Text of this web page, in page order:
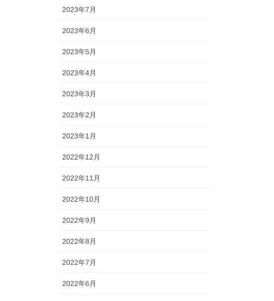
2023年7月
2023年6月
2023年5月
2023年4月
2023年3月
2023年2月
2023年1月
2022年12月
2022年11月
2022年10月
2022年9月
2022年8月
2022年7月
2022年6月